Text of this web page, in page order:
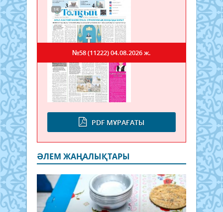
PDF МҰРАҒАТЫ
№58 (11222)04.08.2026 ж.
ӘЛЕМ ЖАҢАЛЫҚТАРЫ